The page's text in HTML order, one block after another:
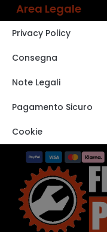
Area Legale
Privacy Policy
Consegna
Note Legali
Pagamento Sicuro
Cookie
VISITA IL